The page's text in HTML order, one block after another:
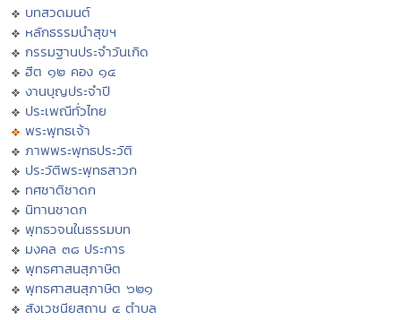
บทสวดมนต์
หลักธรรมนำสุขฯ
กรรมฐานประจำวันเกิด
ฮีต ๑๒ คอง ๑๔
งานบุญประจำปี
ประเพณีทั่วไทย
พระพุทธเจ้า
ภาพพระพุทธประวัติ
ประวัติพระพุทธสาวก
ทศชาติชาดก
นิทานชาดก
พุทธวจนในธรรมบท
มงคล ๓๘ ประการ
พุทธศาสนสุภาษิต
พุทธศาสนสุภาษิต ๖๒๑
สังเวชนียสถาน ๔ ตำบล